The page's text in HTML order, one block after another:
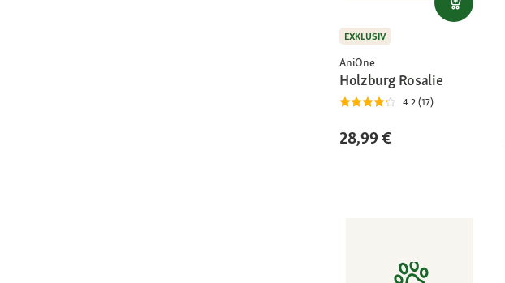
EXKLUSIV
AniOne
Holzburg Rosalie
4.2 (17)
28,99 €